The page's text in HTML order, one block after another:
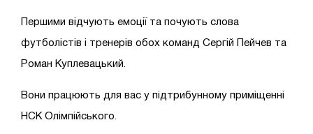
Першими відчують емоції та почують слова
футболістів і тренерів обох команд Сергій Пейчев та
Роман Куплевацький.
Вони працюють для вас у підтрибунному приміщенні
НСК Олімпійського.